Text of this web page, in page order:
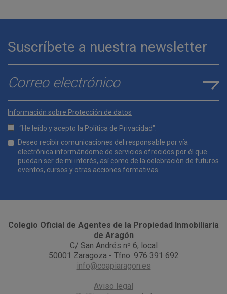
Suscríbete a nuestra newsletter
E-mail*
Información sobre Protección de datos
“He leído y acepto la Política de Privacidad".
Lopd*
Deseo recibir comunicaciones del responsable por vía
electrónica informándome de servicios ofrecidos por él que
puedan ser de mi interés, así como de la celebración de futuros
eventos, cursos y otras acciones formativas.
Colegio Oficial de Agentes de la Propiedad Inmobiliaria
de Aragón
C/ San Andrés nº 6, local
50001 Zaragoza - Tfno: 976 391 692
info@coapiaragon.es
Aviso legal